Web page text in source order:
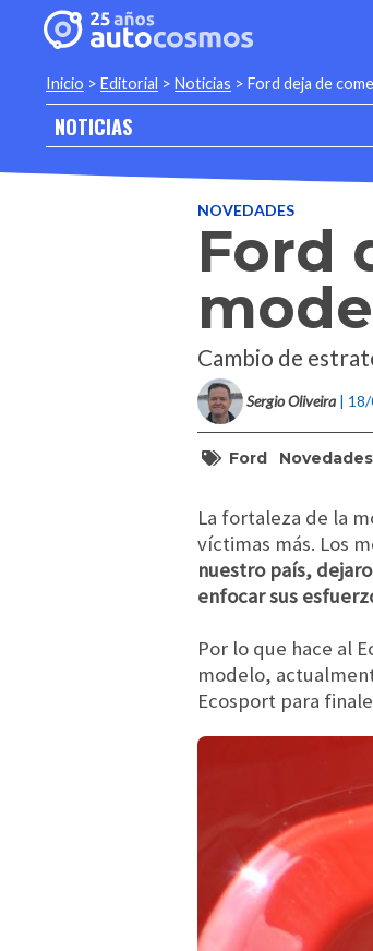
Inicio > Editorial > Noticias > Ford deja de
NOTICIAS
NOVEDADES
Ford
Cambio de
Sergio Oliveira |
Ford Novedades
La fortaleza de la
víctimas más. Los
nuestro país,
enfocar sus
Por lo que hace al
modelo,
Ecosport para